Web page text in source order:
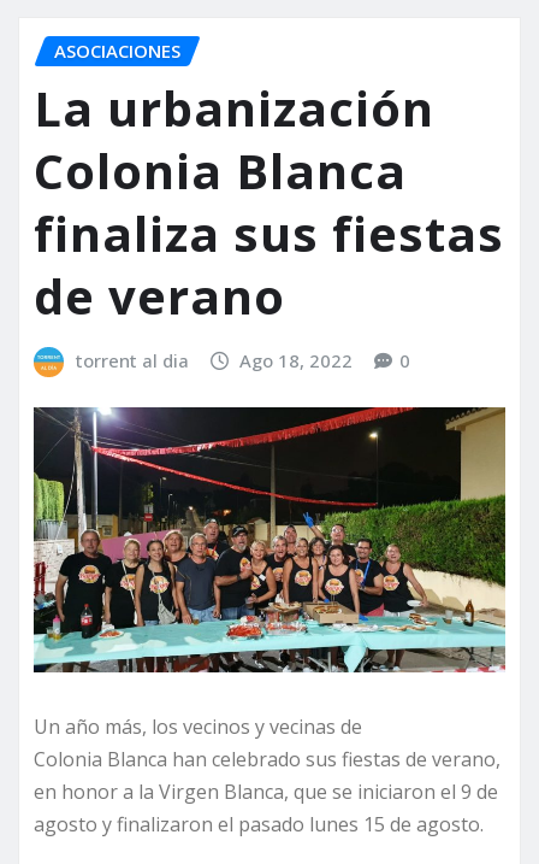
ASOCIACIONES
La urbanización
Colonia Blanca
finaliza sus fiestas
de verano
torrent al dia Ago 18, 2022 0
Un año más, los vecinos y vecinas de
Colonia Blanca han celebrado sus fiestas de verano,
en honor a la Virgen Blanca, que se iniciaron el 9 de
agosto y finalizaron el pasado lunes 15 de agosto.